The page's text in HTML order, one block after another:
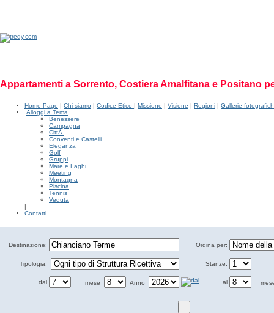
Appartamenti a Sorrento, Costiera Amalfitana e Positano
Home Page | Chi siamo | Codice Etico | Missione | Visione | Regioni | Gallerie
Alloggi a Tema
Benessere
Campagna
CittÃ
Conventi e Castelli
Eleganza
Golf
Gruppi
Mare e Laghi
Meeting
Montagna
Piscina
Tennis
Veduta
|
Contatti
Destinazione: Ordina per:
Tipologia: Stanze:
dal mese Anno al